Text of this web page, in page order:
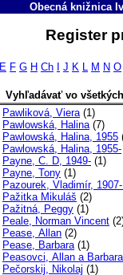
Obecná knižnica
Register
E F G H Ch J K L M N O
Vyhľadávať vo
Pawliková, Viera(1)
Pawlowská, Halina(7)
Pawlowská, Halina, 1955
Pawlowská, Halina, 1955-
Payne, C. D, 1949- (1)
Payne, Tony (1)
Pazourek, Vladimír,
Pažitka Mikuláš (2)
Pažitná, Peggy (1)
Peale, Norman Vincent
Pease, Allan (2)
Pease, Barbara(1)
Peasovci, Allan a Barbara
Pečorskij, Nikolaj (1)